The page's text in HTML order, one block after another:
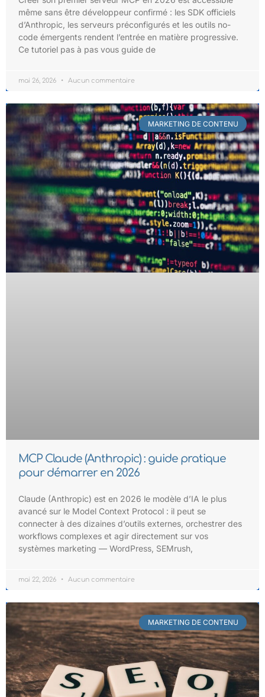
même sans être développeur confirmé : les SDK officiels
d’Anthropic, les serveurs préconfigurés et les outils no-
code émergents rendent l’entrée en matière progressive.
Ce tutoriel pas à pas vous guide de
mai 26, 2026 Aucun commentaire
MARKETING DE CONTENU
MCP Claude (Anthropic) : guide pratique
pour démarrer en 2026
Claude (Anthropic) est en 2026 le modèle d’IA le plus
avancé sur le Model Context Protocol : il peut se
connecter à des dizaines d’outils externes, orchestrer des
workflows complexes et agir directement sur vos
systèmes marketing — WordPress, SEMrush,
mai 22, 2026 Aucun commentaire
MARKETING DE CONTENU